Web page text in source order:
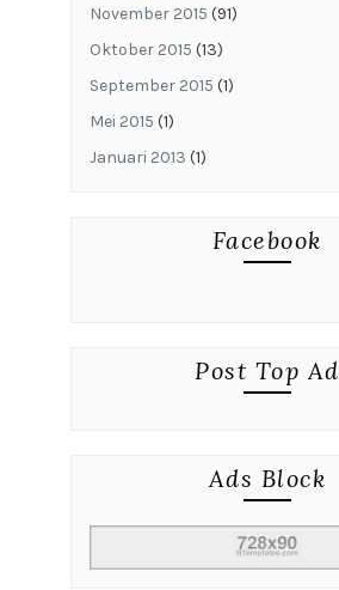
November 2015 (91)
Oktober 2015 (13)
September 2015 (1)
Mei 2015 (1)
Januari 2013 (1)
Facebook
Post Top Ad
Ads Block